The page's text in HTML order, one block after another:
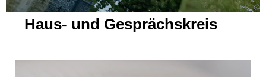
Haus- und Gesprächskreis